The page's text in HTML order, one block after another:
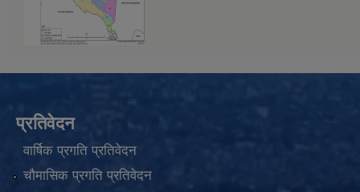
प्रतिवेदन
वार्षिक प्रगति प्रतिवेदन
चौमासिक प्रगति प्रतिवेदन